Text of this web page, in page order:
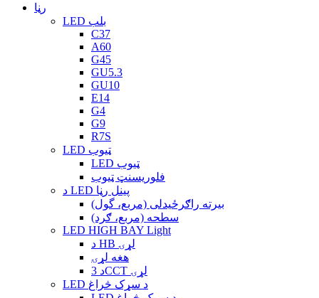
رڼا
LED بلب
C37
A60
G45
GU5.3
GU10
E14
G4
G9
R7S
LED ټیوب
LED ټیوب
فلوریسنټ ټیوب
د LED پینل رڼا
بیرته راګرځیدلی (مربع، گول)
سطحه (مربع، ګرد)
LED HIGH BAY Light
د HB لړۍ
هغه لړۍ
د 3CCT لړۍ
LED د سړک څراغ